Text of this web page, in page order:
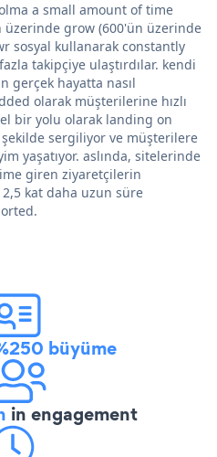
a small amount of time
grow (600'ün üzerinde
sosyal kullanarak constantly
takipçiye ulaştırdılar. kendi
gerçek hayatta nasıl
olarak müşterilerine hızlı
bir yolu olarak landing on
sergiliyor ve müşterilere
yaşatıyor. aslında, sitelerinde
giren ziyaretçilerin
kat daha uzun süre
büyüme
in engagement